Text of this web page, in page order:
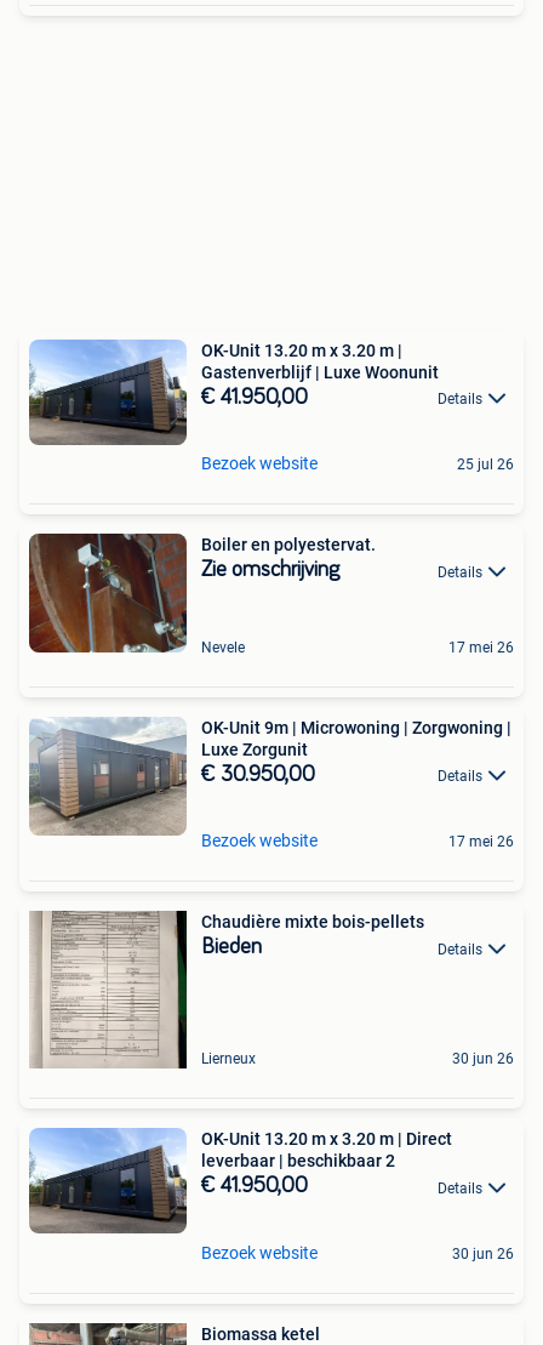
OK-Unit 13.20 m x 3.20 m |
Gastenverblijf | Luxe Woonunit
€ 41.950,00 Details
Bezoek website 25 jul 26
Boiler en polyestervat.
Zie omschrijving Details
Nevele 17 mei 26
OK-Unit 9m | Microwoning | Zorgwoning |
Luxe Zorgunit
€ 30.950,00 Details
Bezoek website 17 mei 26
Chaudière mixte bois-pellets
Bieden Details
Lierneux 30 jun 26
OK-Unit 13.20 m x 3.20 m | Direct
leverbaar | beschikbaar 2
€ 41.950,00 Details
Bezoek website 30 jun 26
Biomassa ketel